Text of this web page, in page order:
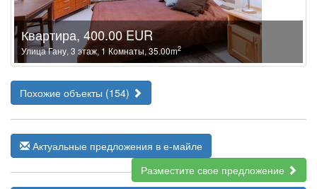
Квартира, 400.00 EUR
Улица Гану, 3 этаж, 1 Комнаты, 35.00m2
Похожие объекты (154)
Актуальные предложения в е-майле
Разместите свое предложение